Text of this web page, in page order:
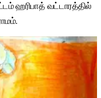
ஹரிபாத் வட்டாரத்தில்